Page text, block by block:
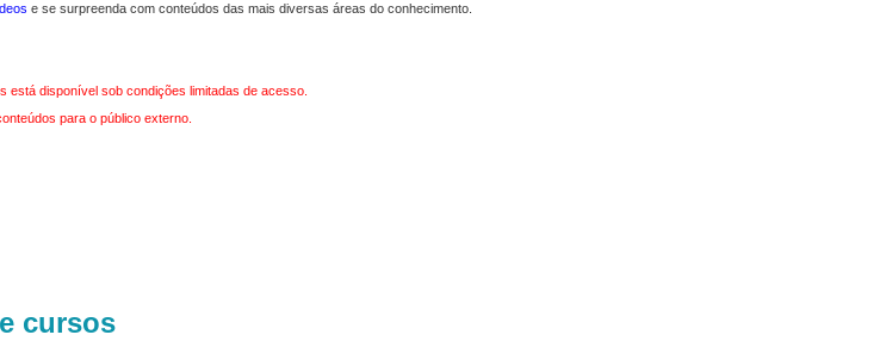
e se surpreenda com conteúdos das mais diversas áreas do conhecimento.
está disponível sob condições limitadas de acesso.
para o público externo.
cursos